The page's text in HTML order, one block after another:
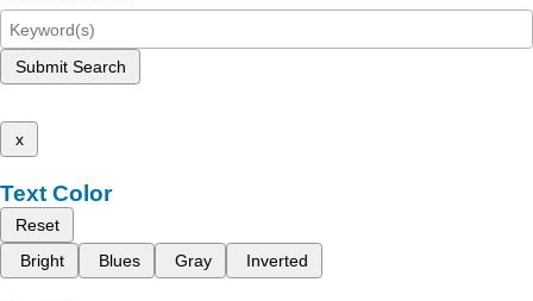
Submit Search
x
Text Color
Reset
Bright
Blues Gray Inverted